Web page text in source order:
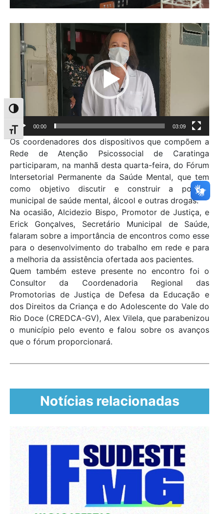
Alternar alto contraste
Alternar tamanho da fonte
Tocador
vídeo
00:00 03:09
Os coordenadores dos dispositivos que compõem a
Rede de Atenção Psicossocial de Caratinga
participaram, na manhã desta quarta-feira, do Fórum
Intersetorial Permanente da Saúde Mental, que tem
como objetivo discutir e construir a política
municipal de saúde mental, álcool e outras drogas.
Na ocasião, Alcidezio Bispo, Promotor de Justiça, e
Erick Gonçalves, Secretário Municipal de Saúde,
falaram sobre a importância de encontros como esse
para o desenvolvimento do trabalho em rede e para
a melhoria da assistência ofertada aos pacientes.
Quem também esteve presente no encontro foi o
Consultor da Coordenadoria Regional das
Promotorias de Justiça de Defesa da Educação e
dos Direitos da Criança e do Adolescente do Vale do
Rio Doce (CREDCA-GV), Alex Vilela, que parabenizou
o município pelo evento e falou sobre os avanços
que o fórum proporcionará.
Notícias relacionadas